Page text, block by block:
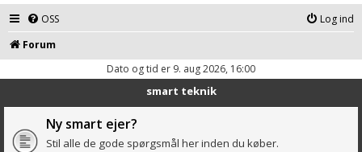
OSS
Log ind
Forum
Dato og tid er 9. aug 2026, 16:00
smart teknik
Ny smart ejer?
Stil alle de gode spørgsmål her inden du køber.